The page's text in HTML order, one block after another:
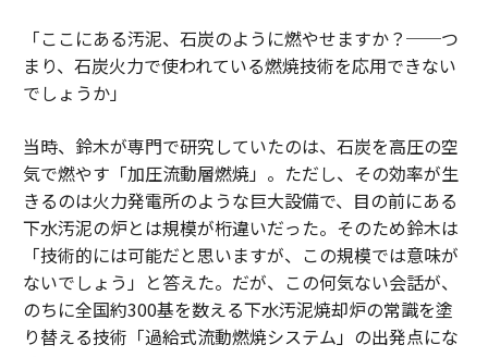
「ここにある汚泥、石炭のように燃やせますか？──つ
まり、石炭火力で使われている燃焼技術を応用できない
でしょうか」
当時、鈴木が専門で研究していたのは、石炭を高圧の空
気で燃やす「加圧流動層燃焼」。ただし、その効率が生
きるのは火力発電所のような巨大設備で、目の前にある
下水汚泥の炉とは規模が桁違いだった。そのため鈴木は
「技術的には可能だと思いますが、この規模では意味が
ないでしょう」と答えた。だが、この何気ない会話が、
のちに全国約300基を数える下水汚泥焼却炉の常識を塗
り替える技術「過給式流動燃焼システム」の出発点にな